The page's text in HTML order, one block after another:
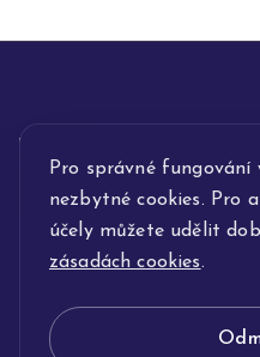
Pro správné fungování
nezbytné cookies. Pro
účely můžete udělit
zásadách cookies.
INFORMACE
POPIS SLUŽEB